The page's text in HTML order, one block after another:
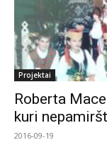
Projektai
Roberta
kuri
2016-09-19